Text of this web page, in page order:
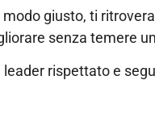
giusto, ti
senza temere
leader rispettato e